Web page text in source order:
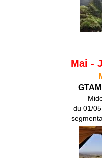
Mai -
du 01/